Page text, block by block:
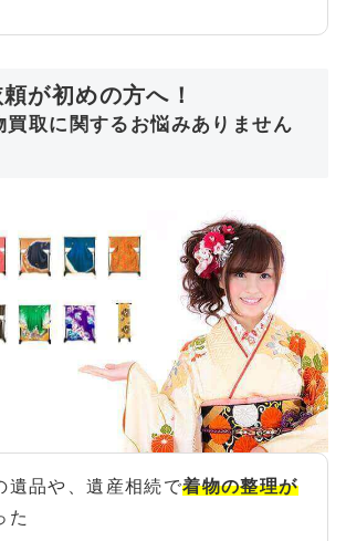
が初めの方へ！
買取に関するお悩みありません
遺品や、遺産相続で着物の整理が
た